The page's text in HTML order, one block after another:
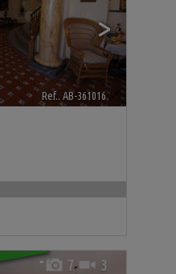
>
Ref.. AB-361016 🔗
7 3